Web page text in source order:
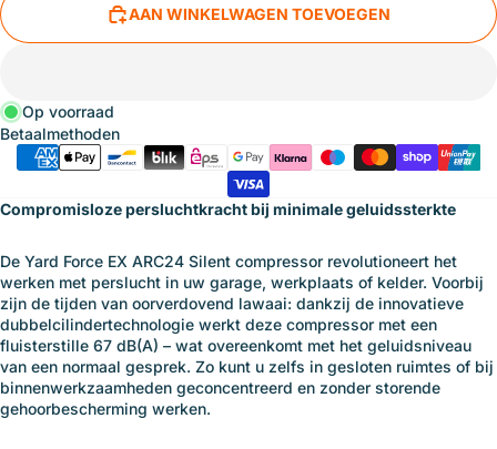
AAN WINKELWAGEN TOEVOEGEN
Op voorraad
Betaalmethoden
Compromisloze persluchtkracht bij minimale geluidssterkte
De Yard Force EX ARC24 Silent compressor revolutioneert het
werken met perslucht in uw garage, werkplaats of kelder. Voorbij
zijn de tijden van oorverdovend lawaai: dankzij de innovatieve
dubbelcilindertechnologie werkt deze compressor met een
fluisterstille 67 dB(A) – wat overeenkomt met het geluidsniveau
van een normaal gesprek. Zo kunt u zelfs in gesloten ruimtes of bij
binnenwerkzaamheden geconcentreerd en zonder storende
gehoorbescherming werken.